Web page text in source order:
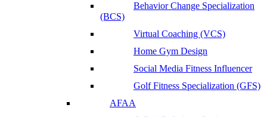
Behavior Change Specialization
(BCS)
Virtual Coaching (VCS)
Home Gym Design
Social Media Fitness Influencer
Golf Fitness Specialization (GFS)
AFAA